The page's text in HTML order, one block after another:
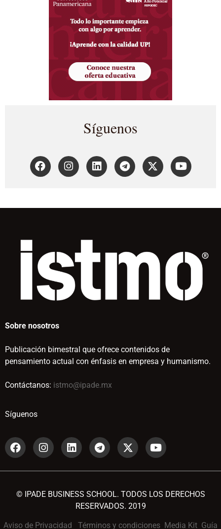
Síguenos
Sobre nosotros
Publicación bimestral que ofrece contenidos de
pensamiento actual con énfasis en empresa y humanismo.
Contáctanos: istmo@ipade.mx
Síguenos
© IPADE BUSINESS SCHOOL. TODOS LOS DERECHOS
RESERVADOS. 2019
Aviso de Privacidad Términos y condiciones Media Kit Guía